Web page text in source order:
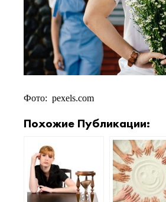
Фото: pexels.com
Похожие Публикации: